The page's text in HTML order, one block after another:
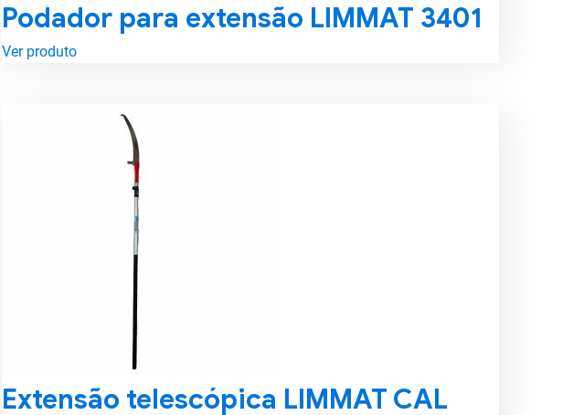
Podador para extensão LIMMAT 3401
Ver produto
Extensão telescópica LIMMAT CAL